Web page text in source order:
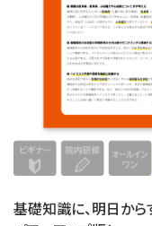
基礎知識に、明日か